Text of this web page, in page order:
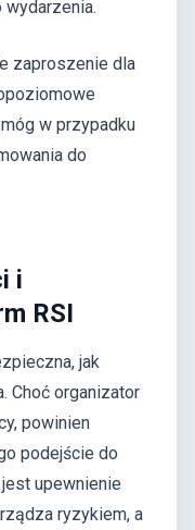
wydarzenia.
zaproszenie dla
w przypadku
do
i
RSI
jak
Choć organizator
powinien
podejście do
upewnienie
ryzykiem, a